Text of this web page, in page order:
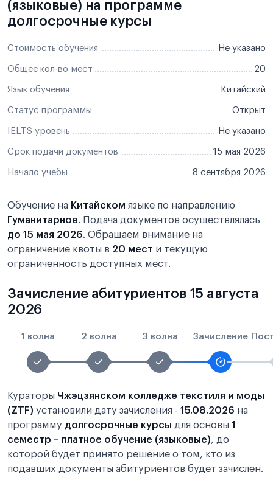
(языковые) на программе
долгосрочные курсы
Стоимость обучения Не указано
Общее кол-во мест 20
Язык обучения Китайский
Статус программы Открыт
IELTS уровень Не указано
Срок подачи документов 15 мая 2026
Начало учебы 8 сентября 2026
Обучение на Китайском языке по направлению
Гуманитарное. Подача документов осуществлялась
до 15 мая 2026. Обращаем внимание на
ограничение квоты в 20 мест и текущую
ограниченность доступных мест.
Зачисление абитуриентов 15 августа
2026
1 волна 2 волна 3 волна Зачисление
Кураторы Чжэцзянском колледже текстиля и моды
(ZTF) установили дату зачисления - 15.08.2026 на
программу долгосрочные курсы для основы 1
семестр – платное обучение (языковые), до
которой будет принято решение о том, кто из
подавших документы абитуриентов будет зачислен.